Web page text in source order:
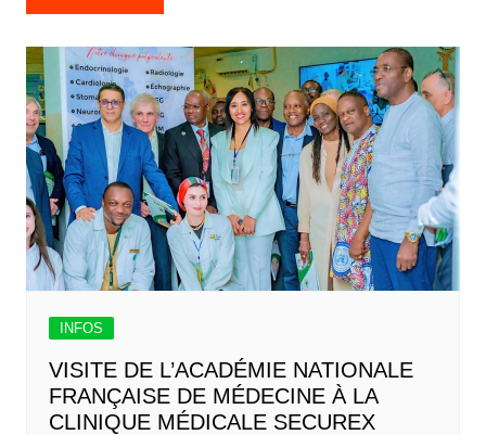
INFOS
VISITE DE L’ACADÉMIE NATIONALE
FRANÇAISE DE MÉDECINE À LA
CLINIQUE MÉDICALE SECUREX